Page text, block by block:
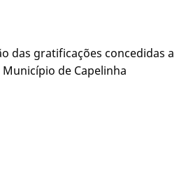
das gratificações concedidas a
de Capelinha